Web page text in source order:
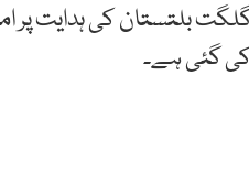
بلتستان کی ہدایت
کی گئی ہے۔